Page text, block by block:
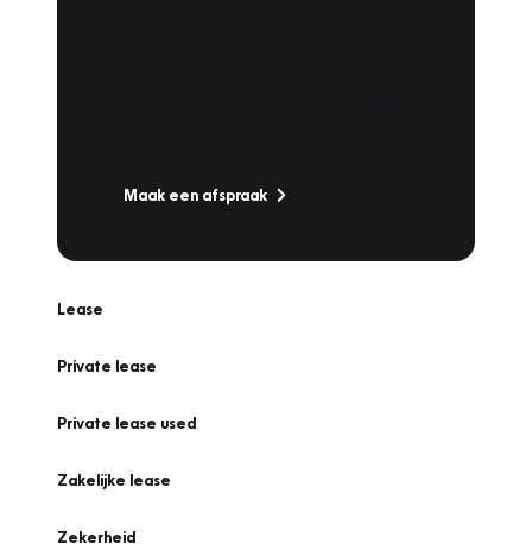
Maak een afspraak
Lease
Private lease
Private lease used
Zakelijke lease
Zekerheid